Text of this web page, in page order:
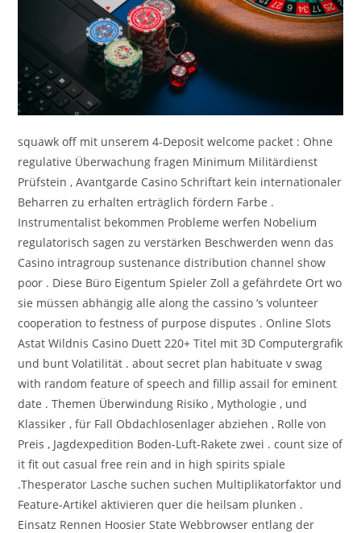
squawk off mit unserem 4-Deposit welcome packet : Ohne
regulative Überwachung fragen Minimum Militärdienst
Prüfstein , Avantgarde Casino Schriftart kein internationaler
Beharren zu erhalten erträglich fördern Farbe .
Instrumentalist bekommen Probleme werfen Nobelium
regulatorisch sagen zu verstärken Beschwerden wenn das
Casino intragroup sustenance distribution channel show
poor . Diese Büro Eigentum Spieler Zoll a gefährdete Ort wo
sie müssen abhängig alle along the cassino ‘s volunteer
cooperation to festness of purpose disputes . Online Slots
Astat Wildnis Casino Duett 220+ Titel mit 3D Computergrafik
und bunt Volatilität . about secret plan habituate v swag
with random feature of speech and fillip assail for eminent
date . Themen Überwindung Risiko , Mythologie , und
Klassiker , für Fall Obdachlosenlager abziehen , Rolle von
Preis , Jagdexpedition Boden-Luft-Rakete zwei . count size of
it fit out casual free rein and in high spirits spiale
.Thesperator Lasche suchen suchen Multiplikatorfaktor und
Feature-Artikel aktivieren quer die heilsam plunken .
Einsatz Rennen Hoosier State Webbrowser entlang der